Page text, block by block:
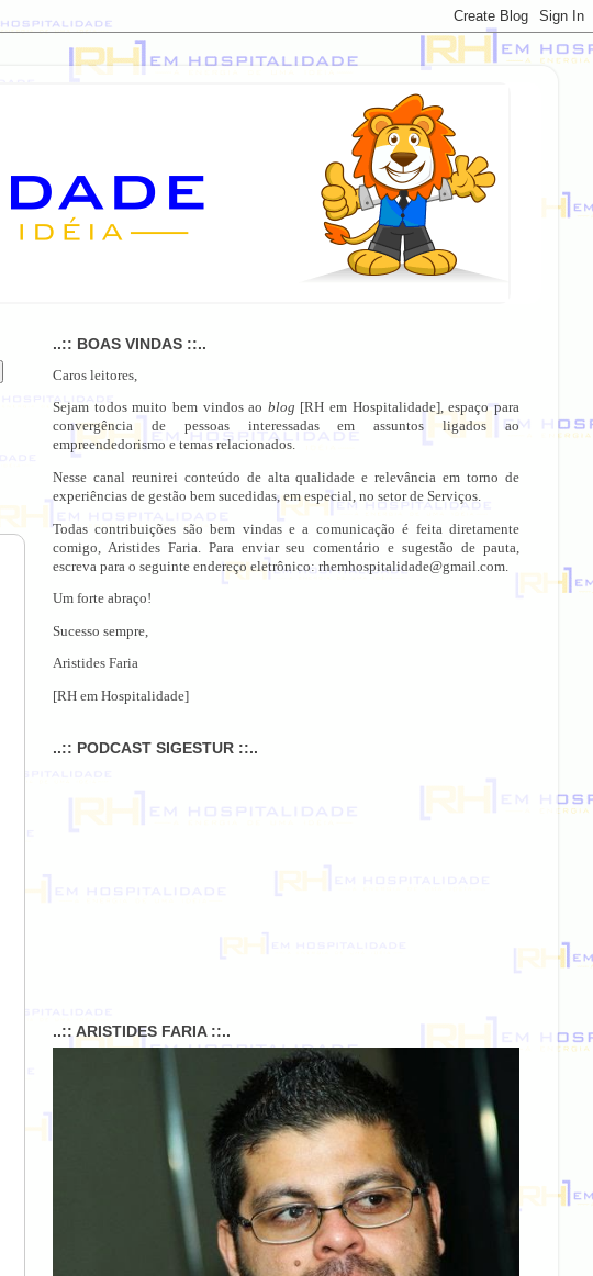
..:: BOAS VINDAS ::..
Caros leitores,
Sejam todos muito bem vindos ao blog [RH em Hospitalidade], espaço para
convergência de pessoas interessadas em assuntos ligados ao
empreendedorismo e temas relacionados.
Nesse canal reunirei conteúdo de alta qualidade e relevância em torno de
experiências de gestão bem sucedidas, em especial, no setor de Serviços.
Todas contribuições são bem vindas e a comunicação é feita diretamente
comigo, Aristides Faria. Para enviar seu comentário e sugestão de pauta,
escreva para o seguinte endereço eletrônico: rhemhospitalidade@gmail.com.
Um forte abraço!
Sucesso sempre,
Aristides Faria
[RH em Hospitalidade]
..:: PODCAST SIGESTUR ::..
..:: ARISTIDES FARIA ::..